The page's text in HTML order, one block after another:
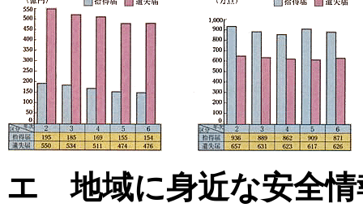
エ 地域に身近な安全情